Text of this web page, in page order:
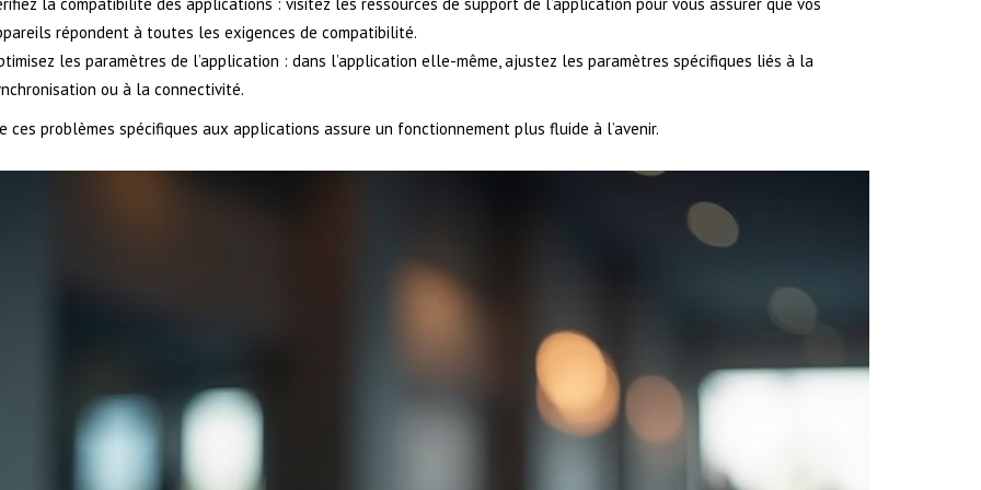
répondent à toutes les exigences de compatibilité.
les paramètres de l’application : dans l’application elle-même, ajustez les paramètres spécifiques liés à la
ou à la connectivité.
ces problèmes spécifiques aux applications assure un fonctionnement plus fluide à l’avenir.